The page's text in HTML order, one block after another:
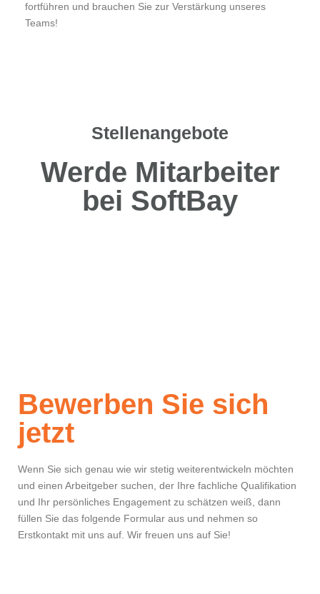
fortführen und brauchen Sie zur Verstärkung unseres
Teams!
Stellenangebote
Werde Mitarbeiter
bei SoftBay
Bewerben Sie sich
jetzt
Wenn Sie sich genau wie wir stetig weiterentwickeln möchten
und einen Arbeitgeber suchen, der Ihre fachliche Qualifikation
und Ihr persönliches Engagement zu schätzen weiß, dann
füllen Sie das folgende Formular aus und nehmen so
Erstkontakt mit uns auf. Wir freuen uns auf Sie!